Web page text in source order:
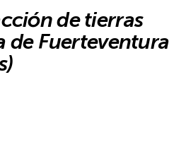
de tierras
de Fuerteventura